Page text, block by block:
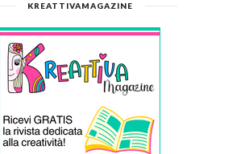
KREATTIVAMAGAZINE